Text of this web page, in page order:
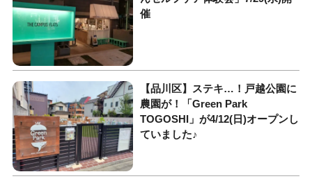
催
【品川区】ステキ…！戸越公園に
農園が！「Green Park
TOGOSHI」が4/12(日)オープンし
ていました♪